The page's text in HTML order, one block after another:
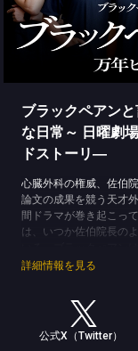
ブラックペアン
な日常～ 日曜劇
ドストーリ―
心臓外科の権威、佐伯
論文の成果を競う天才
間ドラマが巻き起こっ
は、いつか佐伯院長の
川は後輩からの人望も
決して描かれない医局
れていく。”自分の居
川であるが、果たして
詳細情報を見る
公式X（Twitter）